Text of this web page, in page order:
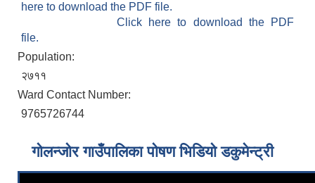
here to download the PDF file.
Click here to download the PDF
file.
Population:
२७११
Ward Contact Number:
9765726744
गोलन्जोर गाउँपालिका पोषण भिडियो डकुमेन्ट्री